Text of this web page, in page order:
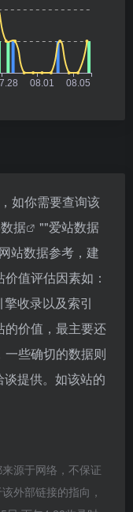
如你需要查询该
据 ""爱站数据
站数据参考，建
值评估因素如：
收录以及索引
的价值，最主要还
些确切的数据则
提供。如该站的
源于网络，不保证
外部链接的指向，